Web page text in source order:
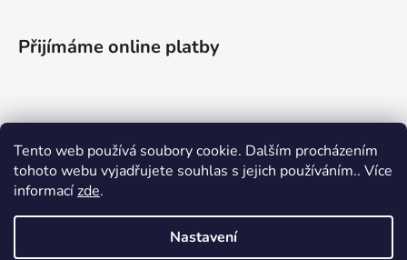
Tento web používá soubory cookie. Dalším procházením
tohoto webu vyjadřujete souhlas s jejich používáním.. Více
informacízde.
Nastavení
Přijímáme online platby
Vyhledávání
HLEDAT